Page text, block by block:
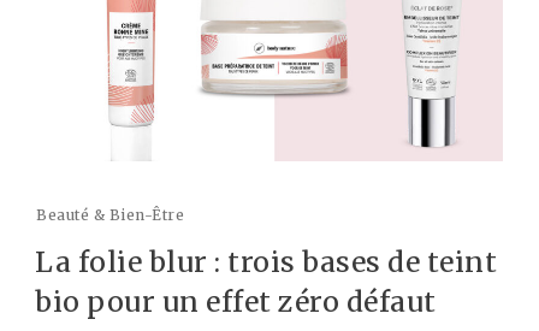
Beauté & Bien-Être
La folie blur : trois bases de teint
bio pour un effet zéro défaut